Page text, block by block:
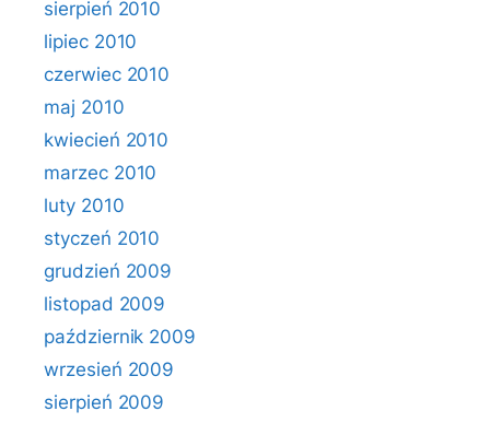
sierpień 2010
lipiec 2010
czerwiec 2010
maj 2010
kwiecień 2010
marzec 2010
luty 2010
styczeń 2010
grudzień 2009
listopad 2009
październik 2009
wrzesień 2009
sierpień 2009